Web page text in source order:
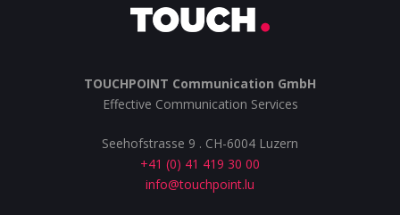
TOUCHPOINT Communication GmbH
Effective Communication Services
Seehofstrasse 9 . CH-6004 Luzern
+41 (0) 41 419 30 00
info@touchpoint.lu